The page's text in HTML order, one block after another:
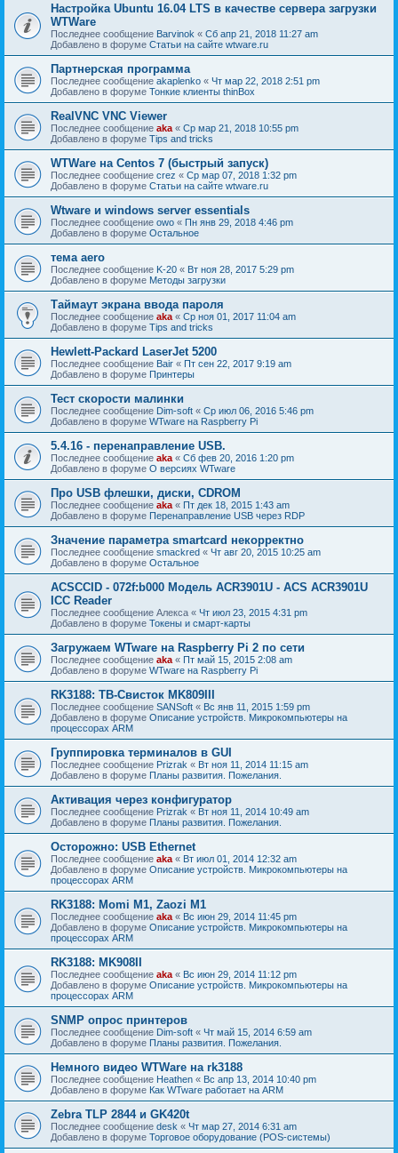
Настройка Ubuntu 16.04 LTS в качестве сервера загрузки
WTWare
Последнее сообщение Barvinok « Сб апр 21, 2018 11:27 am
Добавлено в форуме Статьи на сайте wtware.ru
Партнерская программа
Последнее сообщение akaplenko « Чт мар 22, 2018 2:51 pm
Добавлено в форуме Тонкие клиенты thinBox
RealVNC VNC Viewer
Последнее сообщение aka « Ср мар 21, 2018 10:55 pm
Добавлено в форуме Tips and tricks
WTWare на Centos 7 (быстрый запуск)
Последнее сообщение crez « Ср мар 07, 2018 1:32 pm
Добавлено в форуме Статьи на сайте wtware.ru
Wtware и windows server essentials
Последнее сообщение owo « Пн янв 29, 2018 4:46 pm
Добавлено в форуме Остальное
тема aero
Последнее сообщение K-20 « Вт ноя 28, 2017 5:29 pm
Добавлено в форуме Методы загрузки
Таймаут экрана ввода пароля
Последнее сообщение aka « Ср ноя 01, 2017 11:04 am
Добавлено в форуме Tips and tricks
Hewlett-Packard LaserJet 5200
Последнее сообщение Bair « Пт сен 22, 2017 9:19 am
Добавлено в форуме Принтеры
Тест скорости малинки
Последнее сообщение Dim-soft « Ср июл 06, 2016 5:46 pm
Добавлено в форуме WTware на Raspberry Pi
5.4.16 - перенаправление USB.
Последнее сообщение aka « Сб фев 20, 2016 1:20 pm
Добавлено в форуме О версиях WTware
Про USB флешки, диски, CDROM
Последнее сообщение aka « Пт дек 18, 2015 1:43 am
Добавлено в форуме Перенаправление USB через RDP
Значение параметра smartcard некорректно
Последнее сообщение smackred « Чт авг 20, 2015 10:25 am
Добавлено в форуме Остальное
ACSCCID - 072f:b000 Модель ACR3901U - ACS ACR3901U
ICC Reader
Последнее сообщение Алекса « Чт июл 23, 2015 4:31 pm
Добавлено в форуме Токены и смарт-карты
Загружаем WTware на Raspberry Pi 2 по сети
Последнее сообщение aka « Пт май 15, 2015 2:08 am
Добавлено в форуме WTware на Raspberry Pi
RK3188: ТВ-Свисток MK809III
Последнее сообщение SANSoft « Вс янв 11, 2015 1:59 pm
Добавлено в форуме Описание устройств. Микрокомпьютеры на
процессорах ARM
Группировка терминалов в GUI
Последнее сообщение Prizrak « Вт ноя 11, 2014 11:15 am
Добавлено в форуме Планы развития. Пожелания.
Активация через конфигуратор
Последнее сообщение Prizrak « Вт ноя 11, 2014 10:49 am
Добавлено в форуме Планы развития. Пожелания.
Осторожно: USB Ethernet
Последнее сообщение aka « Вт июл 01, 2014 12:32 am
Добавлено в форуме Описание устройств. Микрокомпьютеры на
процессорах ARM
RK3188: Momi M1, Zaozi M1
Последнее сообщение aka « Вс июн 29, 2014 11:45 pm
Добавлено в форуме Описание устройств. Микрокомпьютеры на
процессорах ARM
RK3188: MK908II
Последнее сообщение aka « Вс июн 29, 2014 11:12 pm
Добавлено в форуме Описание устройств. Микрокомпьютеры на
процессорах ARM
SNMP опрос принтеров
Последнее сообщение Dim-soft « Чт май 15, 2014 6:59 am
Добавлено в форуме Планы развития. Пожелания.
Немного видео WTWare на rk3188
Последнее сообщение Heathen « Вс апр 13, 2014 10:40 pm
Добавлено в форуме Как WTware работает на ARM
Zebra TLP 2844 и GK420t
Последнее сообщение desk « Чт мар 27, 2014 6:31 am
Добавлено в форуме Торговое оборудование (POS-системы)